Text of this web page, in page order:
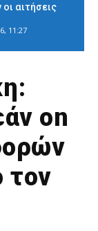
αιτήσεις
11:27
on
τον